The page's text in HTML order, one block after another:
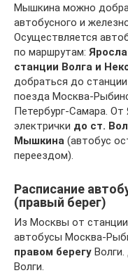
Мышкина можно
автобусного и
Осуществляется
по маршрутам:
станции Волга и
добраться до
поезда Москва-
Петербург-Самара. От
электрички до ст.
Мышкина (автобус
переездом).
Расписание
(правый берег)
Из Москвы от
автобусы Москва-
правом берегу
Волги.